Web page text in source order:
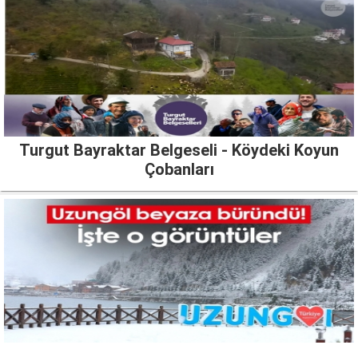
Turgut Bayraktar Belgeseli - Köydeki Koyun
Çobanları